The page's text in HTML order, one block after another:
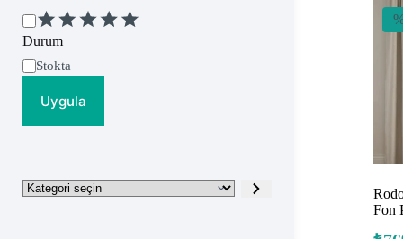
Fon
Değerlendirme
Durum
Uygunluk
Stokta
Uygula
Kategori
seçin